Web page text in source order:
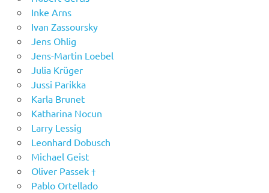
Inke Arns
Ivan Zassoursky
Jens Ohlig
Jens-Martin Loebel
Julia Krüger
Jussi Parikka
Karla Brunet
Katharina Nocun
Larry Lessig
Leonhard Dobusch
Michael Geist
Oliver Passek †
Pablo Ortellado